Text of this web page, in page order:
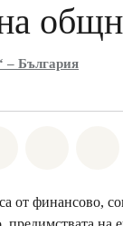
– България